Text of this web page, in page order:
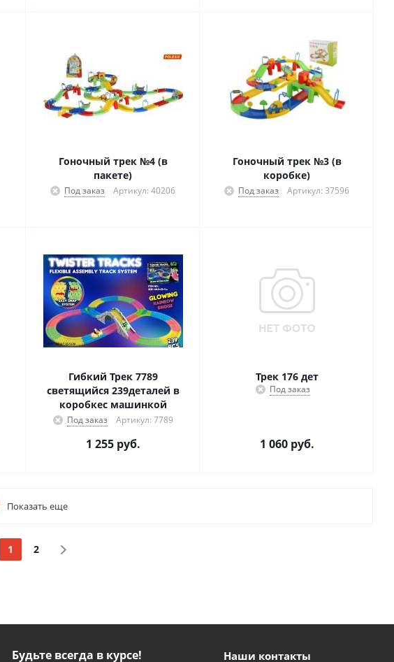
Гоночный трек №4 (в
пакете)
Под заказ Артикул: 40206
Гоночный трек №3 (в
коробке)
Под заказ Артикул: 37596
Гибкий Трек 7789
светящийся 239деталей в
коробкес машинкой
Под заказ Артикул: 7789
1 255руб.
Трек 176 дет
Под заказ
1 060руб.
Показать еще
1 2
Будьте всегда в курсе! Наши контакты